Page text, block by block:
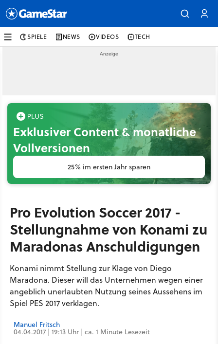
SPIELE NEWS VIDEOS TECH
Exklusiver Content & monatliche
Vollversionen
25% im ersten Jahr sparen
Pro Evolution Soccer 2017 -
Stellungnahme von Konami zu
Maradonas Anschuldigungen
Konami nimmt Stellung zur Klage von Diego
Maradona. Dieser will das Unternehmen wegen einer
angeblich unerlaubten Nutzung seines Aussehens im
Spiel PES 2017 verklagen.
Manuel Fritsch
04.04.2017 | 19:13 Uhr | ca. 1 Minute Lesezeit